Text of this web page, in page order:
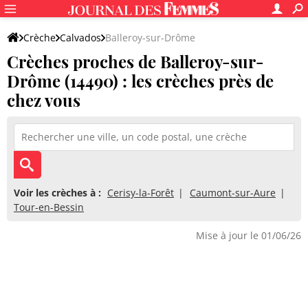
Crèche Calvados Balleroy-sur-Drôme
Crèches proches de Balleroy-sur-
Drôme (14490) : les crèches près de
chez vous
Voir les crèches à : Cerisy-la-Forêt
Caumont-sur-Aure
Tour-en-Bessin
Mise à jour le 01/06/26